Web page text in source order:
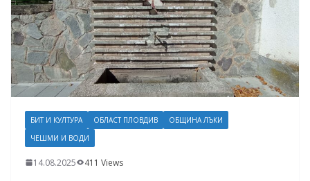
БИТ И КУЛТУРА ОБЛАСТ ПЛОВДИВ
ОБЩИНА ЛЪКИ
ЧЕШМИ И ВОДИ
14.08.2025 411 Views